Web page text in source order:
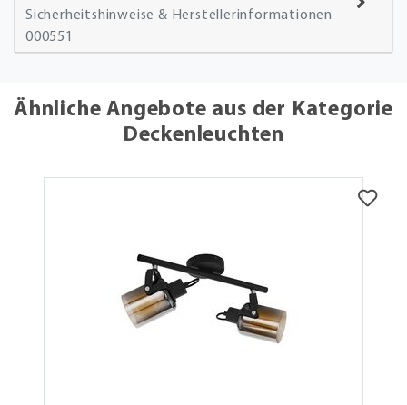
Sicherheitshinweise & Herstellerinformationen
000551
Ähnliche Angebote aus der Kategorie
Deckenleuchten